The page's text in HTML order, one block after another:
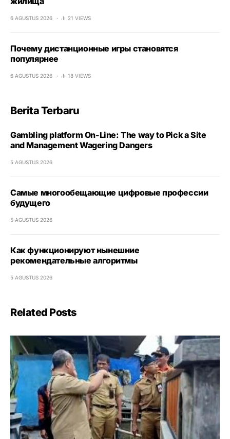
6 AGUSTUS 2026 21 VIEWS
Почему дистанционные игры становятся
популярнее
6 AGUSTUS 2026 18 VIEWS
Berita Terbaru
Gambling platform On-Line: The way to Pick a Site
and Management Wagering Dangers
5 AGUSTUS 2026
Самые многообещающие цифровые профессии
будущего
5 AGUSTUS 2026
Как функционируют нынешние
рекомендательные алгоритмы
5 AGUSTUS 2026
Related Posts